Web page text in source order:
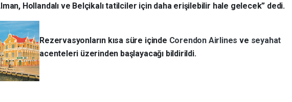
Hollandalı ve Belçikalı tatilciler için daha erişilebilir hale gelecek” dedi.
Rezervasyonların kısa süre içinde Corendon Airlinesve seyahat
acenteleri üzerinden başlayacağı bildirildi.